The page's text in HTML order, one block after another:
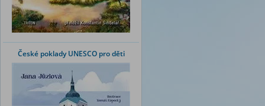
České poklady UNESCO pro děti